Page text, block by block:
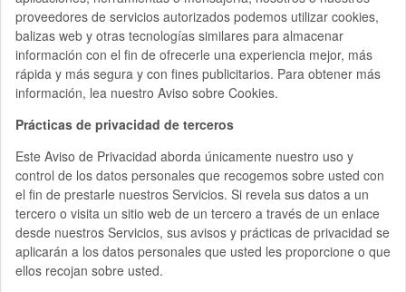
proveedores de servicios autorizados podemos utilizar cookies,
balizas web y otras tecnologías similares para almacenar
información con el fin de ofrecerle una experiencia mejor, más
rápida y más segura y con fines publicitarios. Para obtener más
información, lea nuestro Aviso sobre Cookies.
Prácticas de privacidad de terceros
Este Aviso de Privacidad aborda únicamente nuestro uso y
control de los datos personales que recogemos sobre usted con
el fin de prestarle nuestros Servicios. Si revela sus datos a un
tercero o visita un sitio web de un tercero a través de un enlace
desde nuestros Servicios, sus avisos y prácticas de privacidad se
aplicarán a los datos personales que usted les proporcione o que
ellos recojan sobre usted.